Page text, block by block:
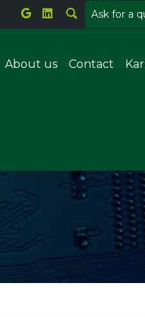
Ask for a
Parts counting
Offline X-ray
Forrasztórobot
About us Contact